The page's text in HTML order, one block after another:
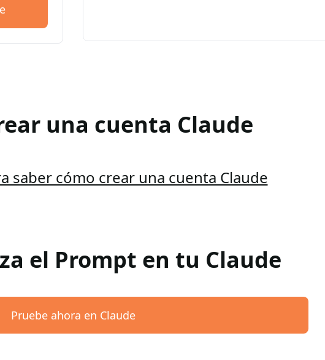
una cuenta Claude
saber cómo crear una cuenta Claude
el Prompt en tu Claude
Pruebe ahora en Claude